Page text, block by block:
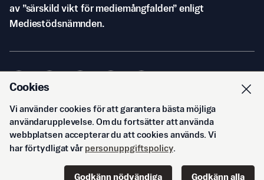
av ”särskild vikt för mediemångfalden” enligt
Mediestödsnämnden.
© Svenska Epoch Times AB2026
Cookies
Vi använder cookies för att garantera bästa möjliga
användarupplevelse. Om du fortsätter att använda
webbplatsen accepterar du att cookies används. Vi
har förtydligat vår personuppgiftspolicy.
Godkänn nödvändiga Godkänn alla